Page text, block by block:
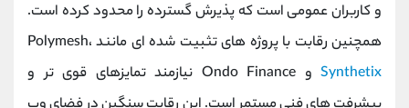
و کاربران عمومی است که پذیرش گسترده را محدود کرده است.
همچنین رقابت با پروژه‌ های تثبیت‌ شده ‌ای مانند Polymesh،
Synthetix
و Ondo Finance نیازمند تمایزهای قوی‌ تر و